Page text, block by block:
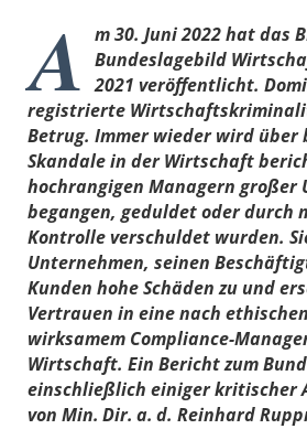
A m 30. Juni 2022 hat das
Bundeslagebild
2021 veröffentlicht.
registrierte
Betrug. Immer wieder wird über
Skandale in der Wirtschaft
hochrangigen Managern großer
begangen, geduldet oder durch
Kontrolle verschuldet wurden.
Unternehmen, seinen
Kunden hohe Schäden zu und
Vertrauen in eine nach
wirksamem Compliance-
Wirtschaft. Ein Bericht zum
einschließlich einiger kritischer
von Min. Dir. a. d. Reinhard